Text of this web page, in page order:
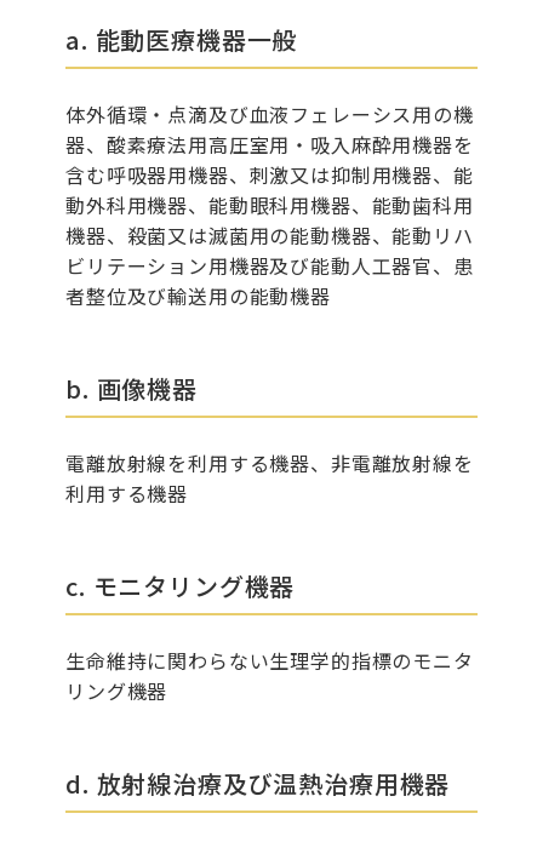
a. 能動医療機器一般
体外循環・点滴及び血液フェレーシス用の機
器、酸素療法用高圧室用・吸入麻酔用機器を
含む呼吸器用機器、刺激又は抑制用機器、能
動外科用機器、能動眼科用機器、能動歯科用
機器、殺菌又は滅菌用の能動機器、能動リハ
ビリテーション用機器及び能動人工器官、患
者整位及び輸送用の能動機器
b. 画像機器
電離放射線を利用する機器、非電離放射線を
利用する機器
c. モニタリング機器
生命維持に関わらない生理学的指標のモニタ
リング機器
d. 放射線治療及び温熱治療用機器